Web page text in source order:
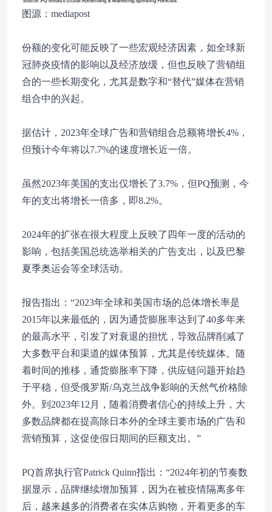
图源：mediapost
份额的变化可能反映了一些宏观经济因素，如全球新
冠肺炎疫情的影响以及经济放缓，但也反映了营销组
合的一些长期变化，尤其是数字和“替代”媒体在营销
组合中的兴起。
据估计，2023年全球广告和营销组合总额将增长4%，
但预计今年将以7.7%的速度增长近一倍。
虽然2023年美国的支出仅增长了3.7%，但PQ预测，今
年的支出将增长一倍多，即8.2%。
2024年的扩张在很大程度上反映了四年一度的活动的
影响，包括美国总统选举相关的广告支出，以及巴黎
夏季奥运会等全球活动。
报告指出：“2023年全球和美国市场的总体增长率是
2015年以来最低的，因为通货膨胀率达到了40多年来
的最高水平，引发了对衰退的担忧，导致品牌削减了
大多数平台和渠道的媒体预算，尤其是传统媒体。随
着时间的推移，通货膨胀率下降，供应链问题开始趋
于平稳，但受俄罗斯/乌克兰战争影响的天然气价格除
外。到2023年12月，随着消费者信心的持续上升，大
多数品牌都在提高除日本外的全球主要市场的广告和
营销预算，这促使假日期间的巨额支出。”
PQ首席执行官Patrick Quinn指出：“2024年初的节奏数
据显示，品牌继续增加预算，因为在被疫情隔离多年
后，越来越多的消费者在实体店购物，开着更多的车